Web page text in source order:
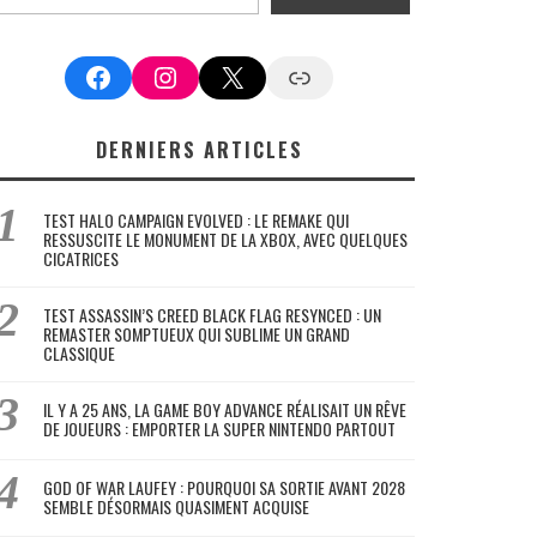
FacebookInstagram
X Google News
DERNIERS ARTICLES
TEST HALO CAMPAIGN EVOLVED : LE REMAKE QUI
RESSUSCITE LE MONUMENT DE LA XBOX, AVEC QUELQUES
CICATRICES
TEST ASSASSIN’S CREED BLACK FLAG RESYNCED : UN
REMASTER SOMPTUEUX QUI SUBLIME UN GRAND
CLASSIQUE
IL Y A 25 ANS, LA GAME BOY ADVANCE RÉALISAIT UN RÊVE
DE JOUEURS : EMPORTER LA SUPER NINTENDO PARTOUT
GOD OF WAR LAUFEY : POURQUOI SA SORTIE AVANT 2028
SEMBLE DÉSORMAIS QUASIMENT ACQUISE